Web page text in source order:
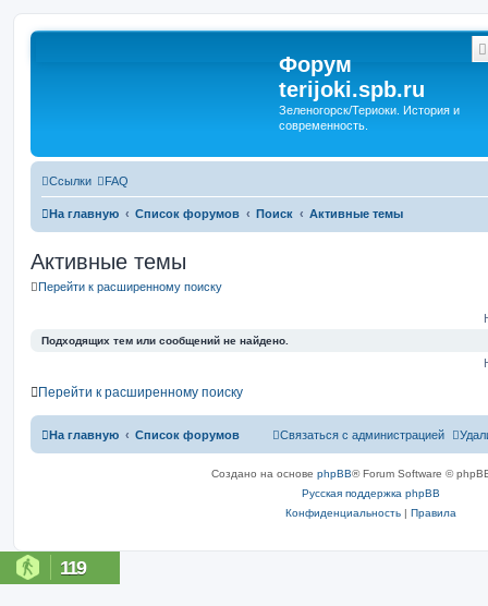
Форум
terijoki.spb.ru
Зеленогорск/Териоки. История и
современность.
Ссылки FAQ
На главную Список форумов Поиск Активные темы
Активные темы
Перейти к расширенному поиску
Подходящих тем или сообщений не найдено.
Перейти к расширенному поиску
На главную Список форумов Связаться с администрацией
Создано на основе phpBB® Forum Software ©
Русская поддержка phpBB
Конфиденциальность | Правила
119